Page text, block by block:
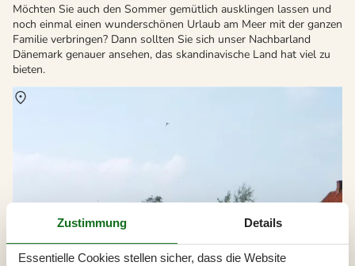
Möchten Sie auch den Sommer gemütlich ausklingen lassen und
noch einmal einen wunderschönen Urlaub am Meer mit der ganzen
Familie verbringen? Dann sollten Sie sich unser Nachbarland
Dänemark genauer ansehen, das skandinavische Land hat viel zu
bieten.
Zustimmung Details
Essentielle Cookies stellen sicher, dass die Website